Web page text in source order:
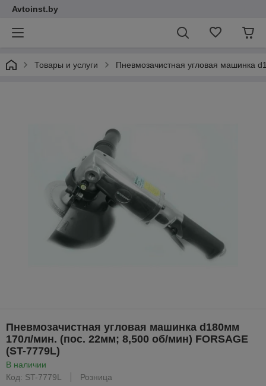
Avtoinst.by
Товары и услуги Пневмозачистная угловая машинка
Пневмозачистная угловая машинка d180мм
170л/мин. (пос. 22мм; 8,500 об/мин) FORSAGE
(ST-7779L)
В наличии
Код: ST-7779L
Розница